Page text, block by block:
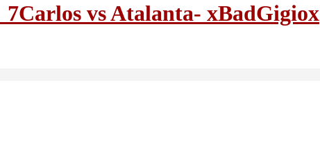
vs Atalanta- xBadGigiox